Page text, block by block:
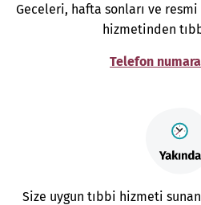
Geceleri, hafta sonları ve
hizmetinden
Telefon
Size uygun tıbbi hizmeti